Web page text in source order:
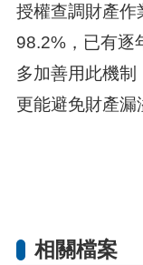
授權查調財產作
98.2%，已有逐
多加善用此機制
更能避免財產漏
相關檔案